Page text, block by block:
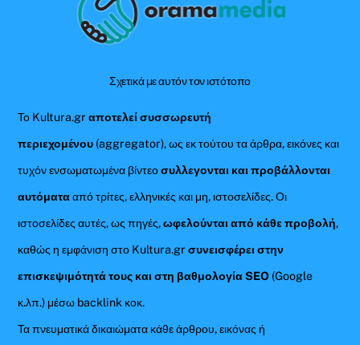
To
Σχετικά με αυτόν τον ιστότοπο
Το Kultura.grαποτελεί συσσωρευτή
περιεχομένου (aggregator), ως εκ τούτου τα άρθρα, εικόνες και
τυχόν ενσωματωμένα βίντεοσυλλεγονται και προβάλλονται
αυτόματααπό τρίτες, ελληνικές και μη, ιστοσελίδες. Οι
ιστοσελίδες αυτές, ως πηγές,ωφελούνται από κάθε προβολή,
καθώς η εμφάνιση στο Kultura.gr συνεισφέρει στην
επισκεψιμότητά τους και στη βαθμολογία SEO (Google
κ.λπ.) μέσω backlink κοκ.
Τα πνευματικά δικαιώματα κάθε άρθρου, εικόνας ή